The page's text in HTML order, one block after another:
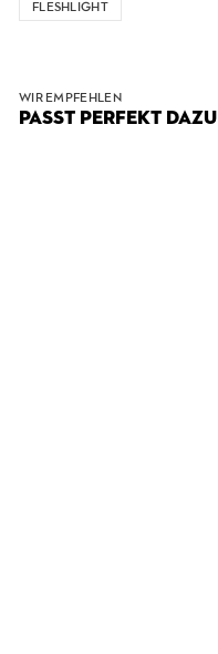
FLESHLIGHT
WIR EMPFEHLEN
PASST PERFEKT DAZU